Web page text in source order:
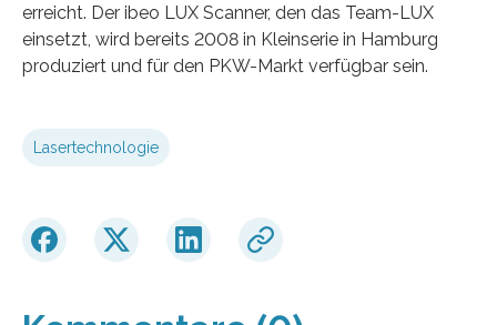
erreicht. Der ibeo LUX Scanner, den das Team-LUX
einsetzt, wird bereits 2008 in Kleinserie in Hamburg
produziert und für den PKW-Markt verfügbar sein.
Lasertechnologie